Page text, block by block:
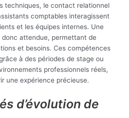
techniques, le contact relationnel
comptables interagissent
et les équipes internes. Une
donc attendue, permettant de
et besoins. Ces compétences
à des périodes de stage ou
professionnels réels,
une expérience précieuse.
d’évolution de